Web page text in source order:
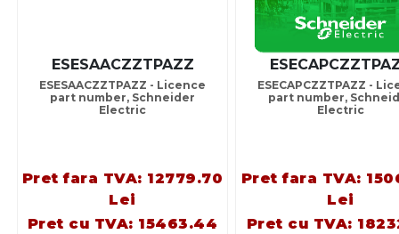
ESESAACZZTPAZZ
ESESAACZZTPAZZ - Licence
part number, Schneider
Electric
Pret fara TVA: 12779.70
Lei
Pret cu TVA: 15463.44
ESECAPCZZTPAZZ -
part number,
Electric
Pret fara TVA:
Lei
Pret cu TVA: